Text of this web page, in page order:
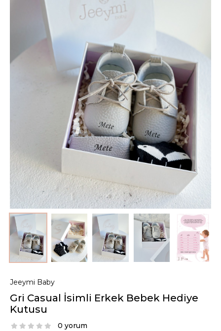
Jeeymi Baby
Gri Casual İsimli Erkek Bebek Hediye
Kutusu
0 yorum